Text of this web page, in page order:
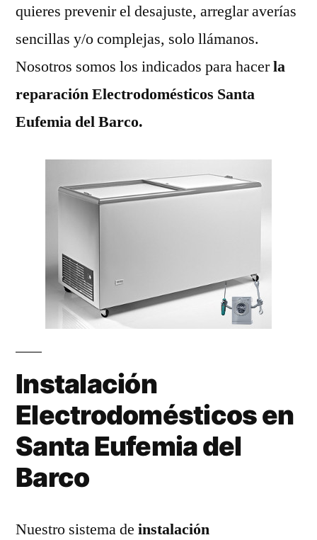
quieres prevenir el desajuste, arreglar averías
sencillas y/o complejas, solo llámanos.
Nosotros somos los indicados para hacerla
reparación Electrodomésticos Santa
Eufemia del Barco.
Instalación
Electrodomésticos en
Santa Eufemia del
Barco
Nuestro sistema de instalación